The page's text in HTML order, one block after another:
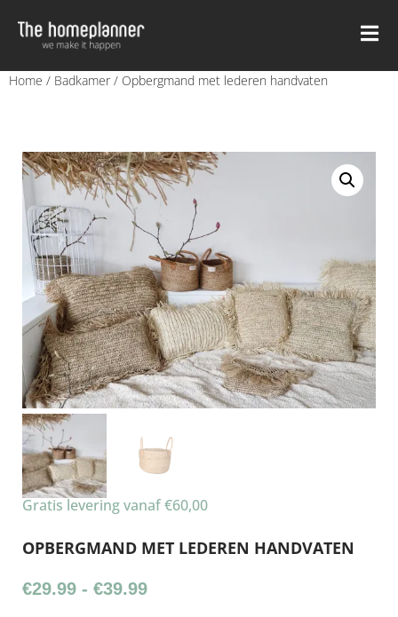
Home / Badkamer/ Opbergmand met lederen handvaten
Gratis levering vanaf €60,00
OPBERGMAND MET LEDEREN HANDVATEN
€29.99 - €39.99